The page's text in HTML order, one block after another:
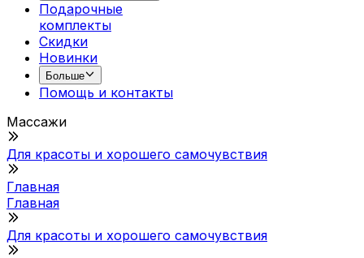
Подарочные
комплекты
Скидки
Новинки
Больше
Помощь и контакты
Массажи
Для красоты и хорошего самочувствия
Главная
Главная
Для красоты и хорошего самочувствия